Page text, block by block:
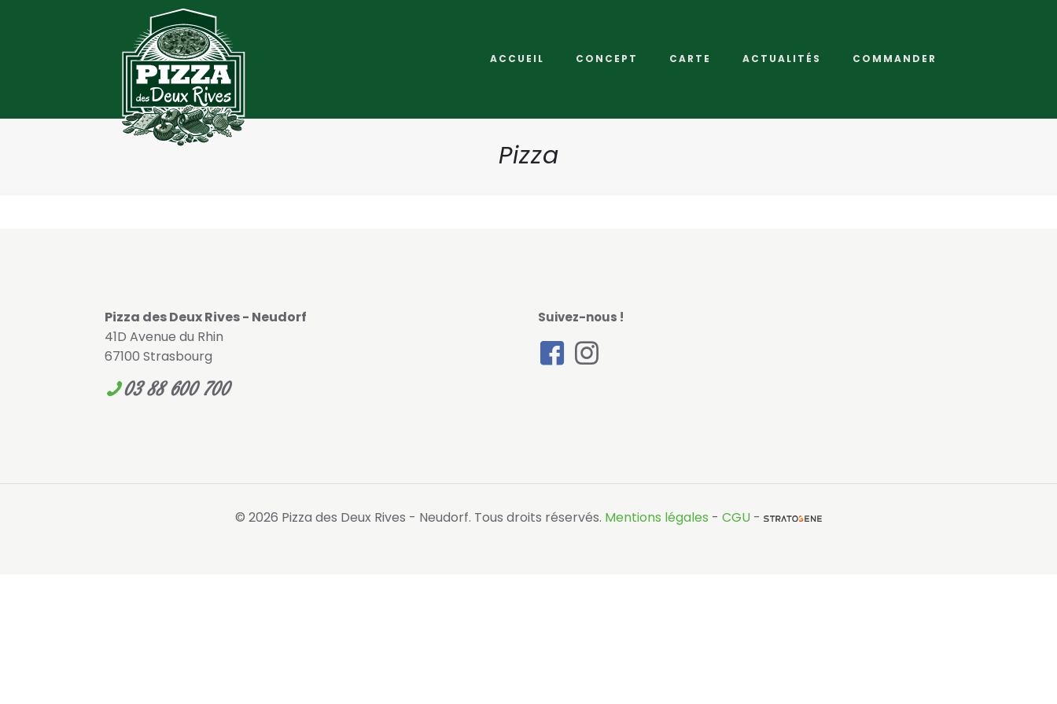
ACCUEIL CONCEPT CARTE ACTUALITÉS COMMANDER
Pizza
Pizza des Deux Rives - Neudorf
41D Avenue du Rhin
67100 Strasbourg
03 88 600 700
Suivez-nous !
© 2026 Pizza des Deux Rives - Neudorf. Tous droits réservés. Mentions légales - CGU-